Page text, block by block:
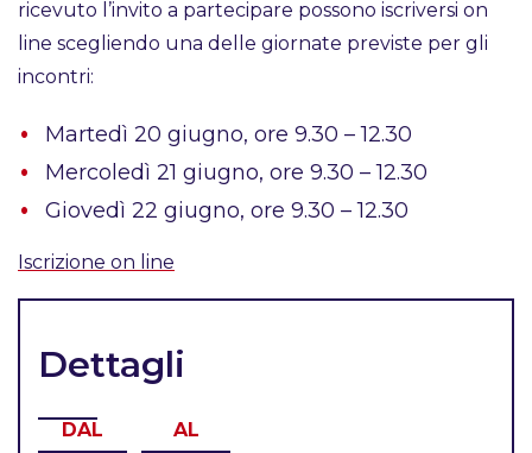
ricevuto l’invito a partecipare possono iscriversi on
line scegliendo una delle giornate previste per gli
incontri:
Martedì 20 giugno, ore 9.30 – 12.30
Mercoledì 21 giugno, ore 9.30 – 12.30
Giovedì 22 giugno, ore 9.30 – 12.30
Iscrizione on line
Dettagli
DAL AL